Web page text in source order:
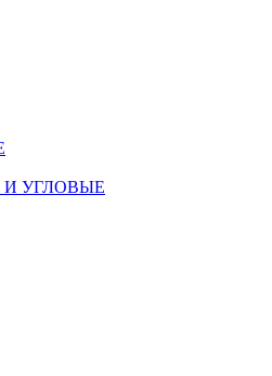
УГЛОВЫЕ